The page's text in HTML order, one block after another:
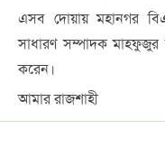
এসব দোয়ায় মহানগর
সাধারণ সম্পাদক মাহফুজুর
করেন।
আমার রাজশাহী